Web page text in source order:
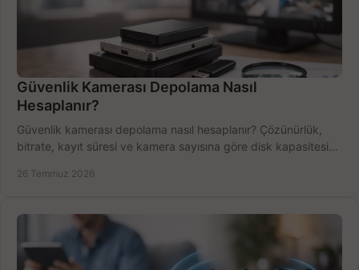
Güvenlik Kamerası Depolama Nasıl
Hesaplanır?
Güvenlik kamerası depolama nasıl hesaplanır? Çözünürlük,
bitrate, kayıt süresi ve kamera sayısına göre disk kapasitesini
26 Temmuz 2026